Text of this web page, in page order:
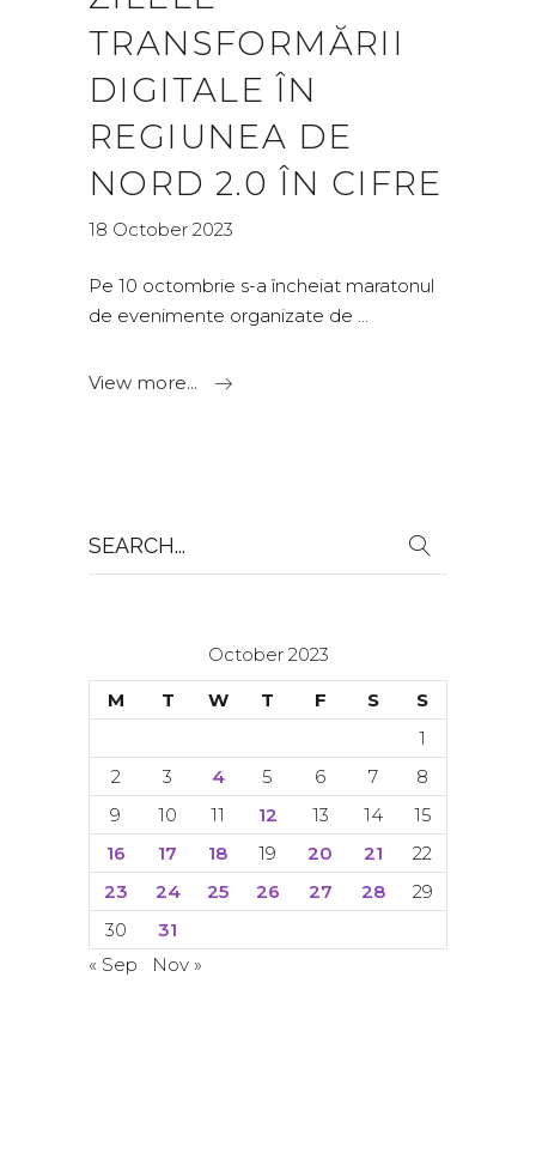
TRANSFORMĂRII
DIGITALE ÎN
REGIUNEA DE
NORD 2.0 ÎN CIFRE
18 October 2023
Pe 10 octombrie s-a încheiat maratonul
de evenimente organizate de
View more...
for:
October 2023
M
T W T F S
S
1
2
3 4 5 6 7
8
9
10 11 12 13 14
15
16
17 18 19 20 21
22
23
24 25 26 27 28
29
30
31
« Sep
Nov »